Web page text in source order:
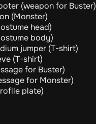
(weapon for Buster)
(Monster)
head)
body)
jumper (T-shirt)
(T-shirt)
for Buster)
for Monster)
plate)